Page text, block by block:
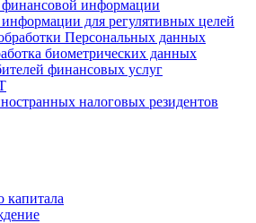
финансовой информации
для регулятивных целей
Персональных данных
биометрических данных
финансовых услуг
налоговых резидентов
капитала